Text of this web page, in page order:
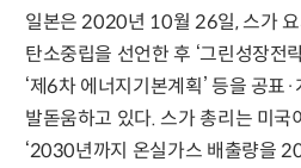
일본은 2020년 10월 26일, 스가
탄소중립을 선언한 후 ‘그린성장전
‘제6차 에너지기본계획’ 등을 공표
발돋움하고 있다. 스가 총리는 미국
‘2030년까지 온실가스 배출량을